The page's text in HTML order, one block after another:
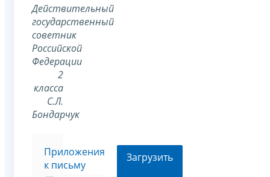
Действительный
государственный
советник
Российской
Федерации
2
класса
С.Л.
Бондарчук
Приложения
к письму
Загрузить